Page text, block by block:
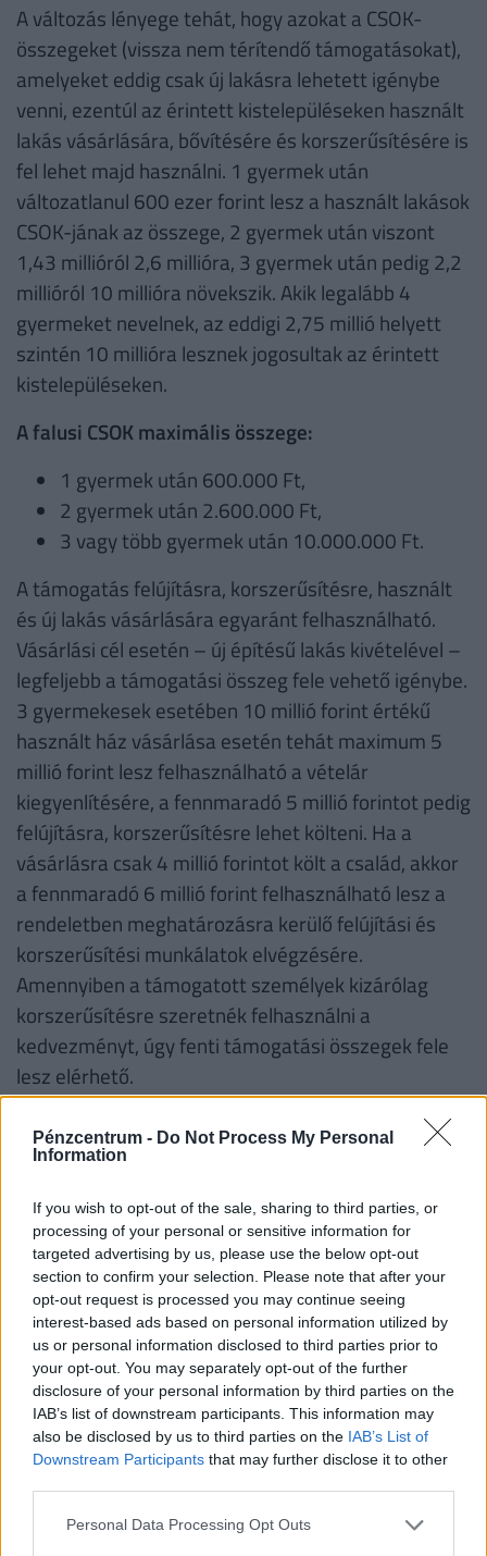
Pénzcentrum - Do Not Process My Personal
Information
If you wish to opt-out of the sale, sharing to third parties, or
processing of your personal or sensitive information for
targeted advertising by us, please use the below opt-out
section to confirm your selection. Please note that after your
opt-out request is processed you may continue seeing
interest-based ads based on personal information utilized by
us or personal information disclosed to third parties prior to
your opt-out. You may separately opt-out of the further
disclosure of your personal information by third parties on the
IAB’s list of downstream participants. This information may
also be disclosed by us to third parties on the IAB’s List of
Downstream Participants that may further disclose it to other
Personal Data Processing Opt Outs
A változás lényege tehát, hogy azokat a CSOK-
összegeket (vissza nem térítendő támogatásokat),
amelyeket eddig csak új lakásra lehetett igénybe
venni, ezentúl az érintett kistelepüléseken használt
lakás vásárlására, bővítésére és korszerűsítésére is
fel lehet majd használni. 1 gyermek után
változatlanul 600 ezer forint lesz a használt lakások
CSOK-jának az összege, 2 gyermek után viszont
1,43 millióról 2,6 millióra, 3 gyermek után pedig 2,2
millióról 10 millióra növekszik. Akik legalább 4
gyermeket nevelnek, az eddigi 2,75 millió helyett
szintén 10 millióra lesznek jogosultak az érintett
kistelepüléseken.
A falusi CSOK maximális összege:
1 gyermek után 600.000 Ft,
2 gyermek után 2.600.000 Ft,
3 vagy több gyermek után 10.000.000 Ft.
A támogatás felújításra, korszerűsítésre, használt
és új lakás vásárlására egyaránt felhasználható.
Vásárlási cél esetén – új építésű lakás kivételével –
legfeljebb a támogatási összeg fele vehető igénybe.
3 gyermekesek esetében 10 millió forint értékű
használt ház vásárlása esetén tehát maximum 5
millió forint lesz felhasználható a vételár
kiegyenlítésére, a fennmaradó 5 millió forintot pedig
felújításra, korszerűsítésre lehet költeni. Ha a
vásárlásra csak 4 millió forintot költ a család, akkor
a fennmaradó 6 millió forint felhasználható lesz a
rendeletben meghatározásra kerülő felújítási és
korszerűsítési munkálatok elvégzésére.
Amennyiben a támogatott személyek kizárólag
korszerűsítésre szeretnék felhasználni a
kedvezményt, úgy fenti támogatási összegek fele
lesz elérhető.
Fontos!
A támogatás abban az esetben is
igényelhető korszerűsítésre és/vagy bővítésre, ha
CSOK-ot. Ha valaki a korszerűsítési és/vagy bővítési
munkálatokat nem teljesíti, a folyósított családi
otthonteremtési kedvezményt - ideértve annak a
lakás vásárlására számított összegét is − a
folyósítás napjától számított, Ptk. szerinti
késedelmi kamattal növelten köteles visszafizetni.
Családtámogatások 2019. július 1-től (millió
forint, vastag betűvel az újdonságok)
1
3